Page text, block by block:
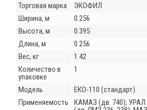
Торговая марка
ЭКОФИЛ
Ширина, м
0.256
Высота, м
0.395
Длина, м
0.256
Вес, кг
1.42
Количество в
упаковке
1
Модель
ЕКО-110 (стандарт)
Применяемость
КАМАЗ (дв. 740); УРАЛ